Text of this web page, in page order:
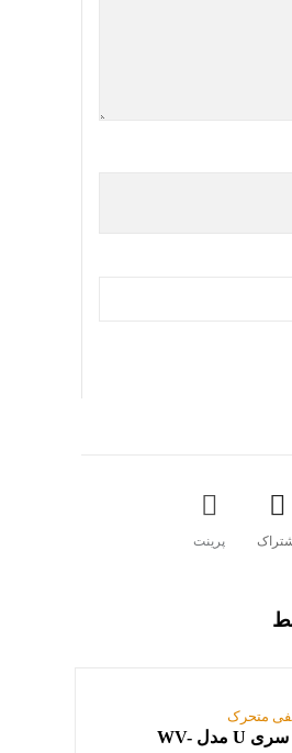
پرینت
متحرک
دوربین PTZ سری U مدل WV-